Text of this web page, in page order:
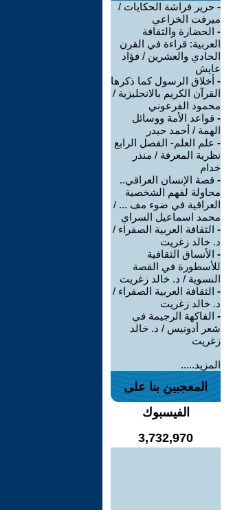
- حرير فراشة الحكايات /
ميرفت الخزاعي
- الحضارة والثقافة
العربية: قراءة في القرن
الحادي والعشرين / فؤاد
عايش
- أخلاق الرسول كما ذكرها
القرآن الكريم بالانجليزية /
محمود الفرعوني
- قواعد الأمة ووسائل
الهمة / أحمد حيدر
- علم العلم- الفصل الرابع
نظرية المعرفة / منذر
خدام
- قصة الإنسان العراقي..
محاولة لفهم الشخصية
العراقية في ضوء مف ... /
محمد اسماعيل السراي
- الثقافة العربية الصفراء /
د. خالد زغريت
- الأنساق الثقافية
للأسطورة في القصة
النسوية / د. خالد زغريت
- الثقافة العربية الصفراء /
د. خالد زغريت
- الفاكهة الرجيمة في
شعر أدونيس / د. خالد
زغريت
المزيد.....
المعجبين بنا على
الفيسبوك
3,732,970